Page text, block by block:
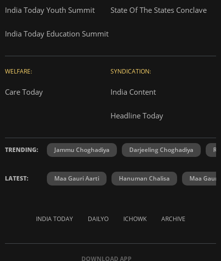
India Today Youth Summit State Of The States Conclave
India Today Education Summit
WELFARE:
Care Today
SYNDICATION:
India Content
Headline Today
TRENDING: Jammu Choghadiya Darjeeling Choghadiya
LATEST: Maa Gauri Aarti Hanuman Chalisa Maa Gauri
INDIA TODAY DAILYO ICHOWK ARCHIVE
DOWNLOAD APP